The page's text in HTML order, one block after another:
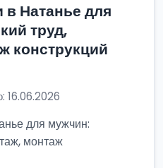
Натанье для
труд,
конструкций
16.06.2026
для мужчин:
монтаж